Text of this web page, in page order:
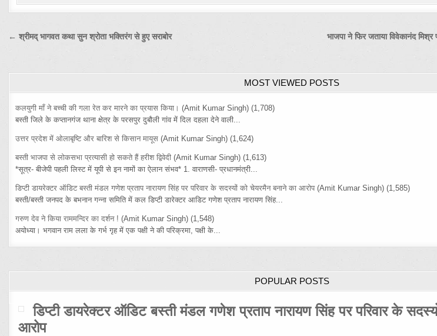
Post
भाजपा ने फिर जताया विवेकानंद मिश्र
← श्रीमद् भागवत कथा सुन श्रोता भक्तिरंग से हुए सराबोर
MOST VIEWED POSTS
कलयुगी माँ ने बच्ची की गला रेत कर मारने का प्रयास किया। (Amit Kumar Singh) (1,708)
बस्ती जिले के कप्तानगंज थाना क्षेत्र के परसपुर दुबौली गांव में दिल दहला देने वाली...
उत्तर प्रदेश में ओलाबृष्टि और बारिश से किसान मायूस (Amit Kumar Singh) (1,624)
बस्ती भाजपा से लोकसभा प्रत्यासी हो सकते हैं हरीश द्विवेदी (Amit Kumar Singh) (1,613)
*सूत्र- बीजेपी पहली लिस्ट में यूपी से इन नामों का ऐलान संभव* 1. वाराणसी- प्रधानमंत्री...
डिप्टी डायरेक्टर ऑडिट बस्ती मंडल गणेश प्रताप नारायण सिंह पर परिवार के सदस्यों को चेयरमैन बनाने का आरोप (Amit Kumar Singh) (1,585)
बस्ती/बस्ती जनपद के बभनान गन्ना समिति में कल डिप्टी डारेक्टर आडिट गणेश प्रताप नारायण सिंह...
गरुण देव ने किया राममन्दिर का दर्शन ! (Amit Kumar Singh) (1,548)
अयोध्या। भगवान राम लला के गर्भ गृह में एक पक्षी ने की परिक्रमा, पक्षी के...
POPULAR POSTS
डिप्टी डायरेक्टर ऑडिट बस्ती मंडल गणेश प्रताप नारायण सिंह पर परिवार के
आरोप